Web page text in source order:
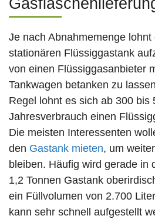
Je nach Abnahmemenge
stationären Flüssiggastank
von einen Flüssiggasanbieter
Tankwagen betanken zu
Regel lohnt es sich ab 300 bis
Jahresverbrauch einen
Die meisten Interessenten
den Gastank mieten, um
bleiben. Häufig wird gerade in
1,2 Tonnen Gastank
ein Füllvolumen von 2.700
kann sehr schnell aufgestellt